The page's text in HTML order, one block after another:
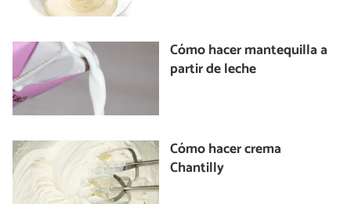
Cómo hacer mantequilla a
partir de leche
Cómo hacer crema
Chantilly